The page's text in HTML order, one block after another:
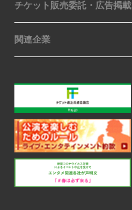
チケット販売委託・広告掲載
関連企業